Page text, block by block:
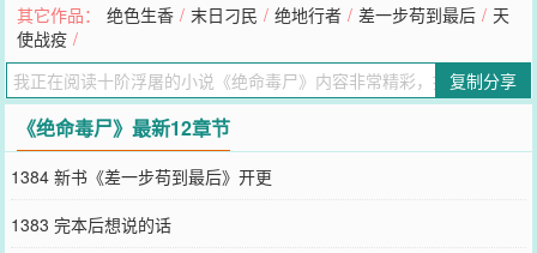
关注“十阶浮屠”公众号，可免费领取《末日之城》全本！）
您要是觉得《
里的朋友推荐哦！
其它作品： 绝色生香 / 末日刁民 / 绝地行者 / 差一步苟到最后 / 天
使战疫 /
复制分享
《绝命毒尸》最新12章节
1384 新书《差一步苟到最后》开更
1383 完本后想说的话